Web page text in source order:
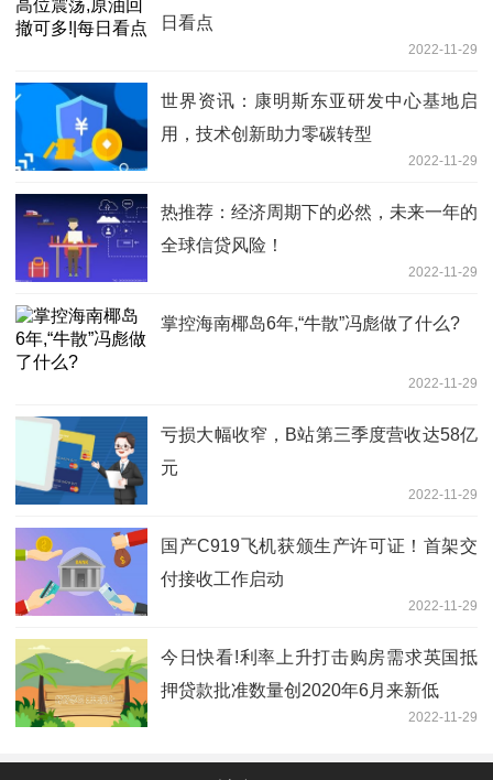
日看点
2022-11-29
世界资讯：康明斯东亚研发中心基地启
用，技术创新助力零碳转型
2022-11-29
热推荐：经济周期下的必然，未来一年的
全球信贷风险！
2022-11-29
掌控海南椰岛6年,“牛散”冯彪做了什么?
2022-11-29
亏损大幅收窄，B站第三季度营收达58亿
元
2022-11-29
国产C919飞机获颁生产许可证！首架交
付接收工作启动
2022-11-29
今日快看!利率上升打击购房需求英国抵
押贷款批准数量创2020年6月来新低
2022-11-29